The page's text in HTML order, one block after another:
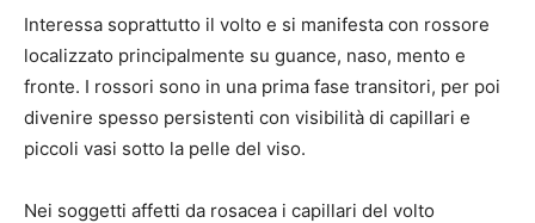
Interessa soprattutto il volto e si manifesta con rossore
localizzato principalmente su guance, naso, mento e
fronte. I rossori sono in una prima fase transitori, per poi
divenire spesso persistenti con visibilità di capillari e
piccoli vasi sotto la pelle del viso.
Nei soggetti affetti da rosacea i capillari del volto